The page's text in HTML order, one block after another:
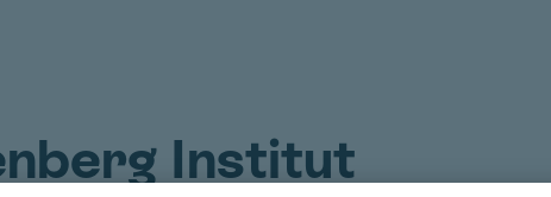
Institut